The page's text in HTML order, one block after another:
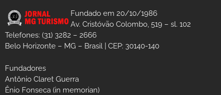
Fundado em 20/10/1986
Av. Cristóvão Colombo, 519 – sl. 102
Telefones: (31) 3282 – 2666
Belo Horizonte – MG – Brasil | CEP: 30140-140
Fundadores
Antônio Claret Guerra
Ênio Fonseca (in memorian)